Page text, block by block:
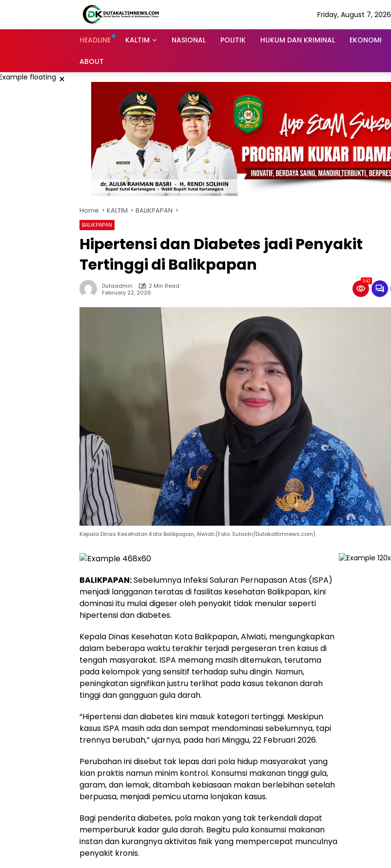
Friday, August 7, 2026
HEADLINE KALTIM NASIONAL POLITIK HUKUM DAN KRIMINAL EKONOMI
ABOUT
×
Home KALTIM BALIKPAPAN
BALIKPAPAN
Hipertensi dan Diabetes jadi Penyakit
Tertinggi di Balikpapan
Dutaadmin
2 Min Read
February 22, 2026
342
Kepala Dinas Kesehatan Kota Balikpapan, Alwiati.(Foto: Sulastri/Dutakaltimnews.com)
BALIKPAPAN:Sebelumnya Infeksi Saluran Pernapasan Atas (ISPA)
menjadi langganan teratas di fasilitas kesehatan Balikpapan, kini
dominasi itu mulai digeser oleh penyakit tidak menular seperti
hipertensi dan diabetes.
Kepala Dinas Kesehatan Kota Balikpapan, Alwiati, mengungkapkan
dalam beberapa waktu terakhir terjadi pergeseran tren kasus di
tengah masyarakat. ISPA memang masih ditemukan, terutama
pada kelompok yang sensitif terhadap suhu dingin. Namun,
peningkatan signifikan justru terlihat pada kasus tekanan darah
tinggi dan gangguan gula darah.
“Hipertensi dan diabetes kini masuk kategori tertinggi. Meskipun
kasus ISPA masih ada dan sempat mendominasi sebelumnya, tapi
trennya berubah,” ujarnya, pada hari Minggu, 22 Februari 2026.
Perubahan ini disebut tak lepas dari pola hidup masyarakat yang
kian praktis namun minim kontrol. Konsumsi makanan tinggi gula,
garam, dan lemak, ditambah kebiasaan makan berlebihan setelah
berpuasa, menjadi pemicu utama lonjakan kasus.
Bagi penderita diabetes, pola makan yang tak terkendali dapat
memperburuk kadar gula darah. Begitu pula konsumsi makanan
instan dan kurangnya aktivitas fisik yang mempercepat munculnya
penyakit kronis.